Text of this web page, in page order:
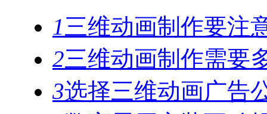
1三维动画制作要注
2三维动画制作需要
3选择三维动画广告